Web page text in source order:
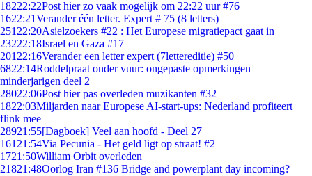
18222:22Post hier zo vaak mogelijk om 22:22 uur #76
1622:21Verander één letter. Expert # 75 (8 letters)
251 22:20Asielzoekers #22 : Het Europese migratiepact gaat in
23222:18Israel en Gaza #17
201 22:16Verander een letter expert (7lettereditie) #50
6822:14Roddelpraat onder vuur: ongepaste opmerkingen
minderjarigen deel 2
28022:06Post hier pas overleden muzikanten #32
1822:03Miljarden naar Europese AI-start-ups: Nederland profiteert
flink mee
28921:55[Dagboek] Veel aan hoofd - Deel 27
161 21:54Via Pecunia - Het geld ligt op straat! #2
1721:50William Orbit overleden
21821:48Oorlog Iran #136 Bridge and powerplant day incoming?